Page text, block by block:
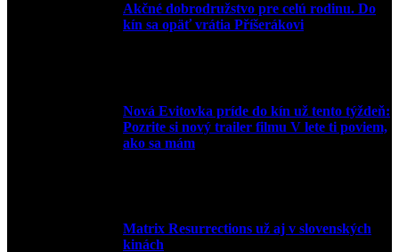
Akčné dobrodružstvo pre celú rodinu. Do
kín sa opäť vrátia Příšerákovi
Nová Evitovka príde do kín už tento týždeň:
Pozrite si nový trailer filmu V lete ti poviem,
ako sa mám
Matrix Resurrections už aj v slovenských
kinách